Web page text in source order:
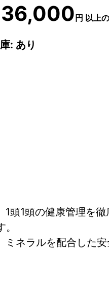
36,000円 以上
: あり
頭1頭の健康管理を徹
ネラルを配合した